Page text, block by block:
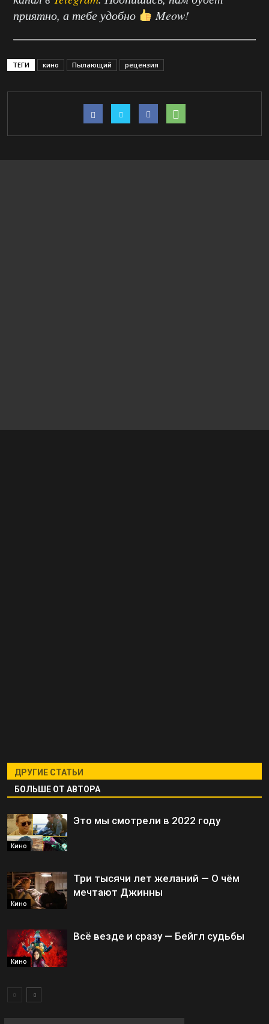
приятно, а тебе удобно
Meow!
ТЕГИ кино Пылающий рецензия
ДРУГИЕ СТАТЬИ
БОЛЬШЕ ОТ АВТОРА
Кино
Это мы смотрели в 2022 году
Кино
Три тысячи лет желаний — О чём
мечтают Джинны
Кино
Всё везде и сразу — Бейгл судьбы